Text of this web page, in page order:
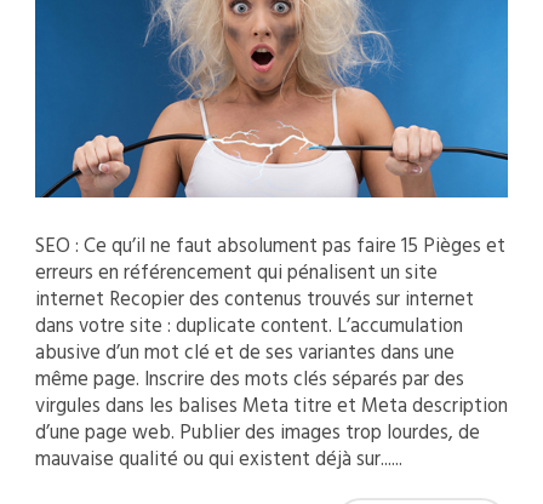
SEO : Ce qu’il ne faut absolument pas faire 15 Pièges et
erreurs en référencement qui pénalisent un site
internet Recopier des contenus trouvés sur internet
dans votre site : duplicate content. L’accumulation
abusive d’un mot clé et de ses variantes dans une
même page. Inscrire des mots clés séparés par des
virgules dans les balises Meta titre et Meta description
d’une page web. Publier des images trop lourdes, de
mauvaise qualité ou qui existent déjà sur......